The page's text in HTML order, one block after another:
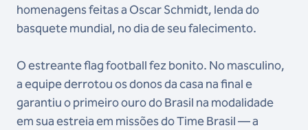
homenagens feitas a Oscar Schmidt, lenda do
basquete mundial, no dia de seu falecimento.
O estreante flag football fez bonito. No masculino,
a equipe derrotou os donos da casa na final e
garantiu o primeiro ouro do Brasil na modalidade
em sua estreia em missões do Time Brasil — a